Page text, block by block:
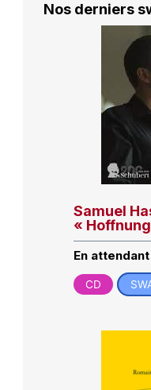
Nos derniers
Samuel
«
En
CD